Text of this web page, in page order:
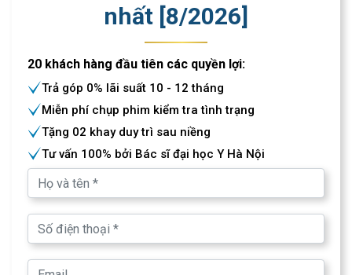
nhất [8/2026]
20 khách hàng đầu tiên các quyền lợi:
Trả góp 0% lãi suất 10 - 12 tháng
Miễn phí chụp phim kiểm tra tình trạng
Tặng 02 khay duy trì sau niềng
Tư vấn 100% bởi Bác sĩ đại học Y Hà Nội